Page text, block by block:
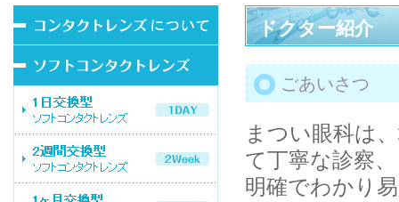
ドクター紹介
ごあいさつ
まつい眼科は
て丁寧な診察、
明確でわかり